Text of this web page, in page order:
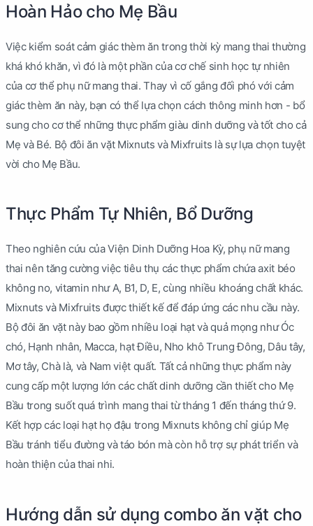
Hoàn Hảo cho Mẹ Bầu
Việc kiểm soát cảm giác thèm ăn trong thời kỳ mang thai thường
khá khó khăn, vì đó là một phần của cơ chế sinh học tự nhiên
của cơ thể phụ nữ mang thai. Thay vì cố gắng đối phó với cảm
giác thèm ăn này, bạn có thể lựa chọn cách thông minh hơn - bổ
sung cho cơ thể những thực phẩm giàu dinh dưỡng và tốt cho cả
Mẹ và Bé. Bộ đôi ăn vặt Mixnuts và Mixfruits là sự lựa chọn tuyệt
vời cho Mẹ Bầu.
Thực Phẩm Tự Nhiên, Bổ Dưỡng
Theo nghiên cứu của Viện Dinh Dưỡng Hoa Kỳ, phụ nữ mang
thai nên tăng cường việc tiêu thụ các thực phẩm chứa axit béo
không no, vitamin như A, B1, D, E, cùng nhiều khoáng chất khác.
Mixnuts và Mixfruits được thiết kế để đáp ứng các nhu cầu này.
Bộ đôi ăn vặt này bao gồm nhiều loại hạt và quả mọng như Óc
chó, Hạnh nhân, Macca, hạt Điều, Nho khô Trung Đông, Dâu tây,
Mơ tây, Chà là, và Nam việt quất. Tất cả những thực phẩm này
cung cấp một lượng lớn các chất dinh dưỡng cần thiết cho Mẹ
Bầu trong suốt quá trình mang thai từ tháng 1 đến tháng thứ 9.
Kết hợp các loại hạt họ đậu trong Mixnuts không chỉ giúp Mẹ
Bầu tránh tiểu đường và táo bón mà còn hỗ trợ sự phát triển và
hoàn thiện của thai nhi.
Hướng dẫn sử dụng combo ăn vặt cho